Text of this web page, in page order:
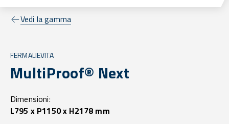
Vedi la gamma
FERMALIEVITA
MultiProof® Next
Dimensioni:
L795 x P1150 x H2178 mm